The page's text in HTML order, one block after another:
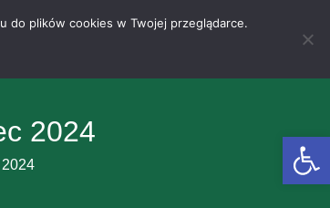
2024
do plików cookies w Twojej przeglądarce.